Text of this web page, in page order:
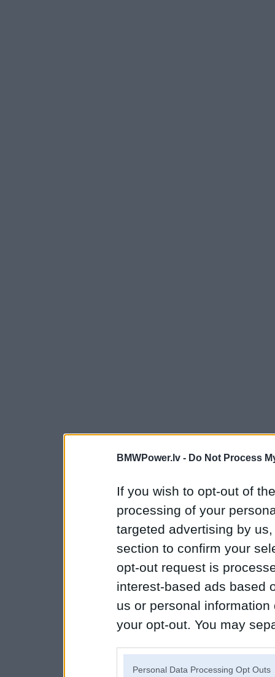
BMWPower.lv - Do Not Process
If you wish to opt-out of
processing of your
targeted advertising by
section to confirm your
opt-out request is
interest-based ads based
us or personal
your opt-out. You may
Personal Data Processing Opt Outs